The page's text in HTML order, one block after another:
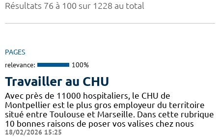
Résultats 76 à 100 sur 1228 au total
PAGES
relevance: 100%
Travailler au CHU
Avec près de 11000 hospitaliers, le CHU de
Montpellier est le plus gros employeur du territoire
situé entre Toulouse et Marseille. Dans cette rubrique
10 bonnes raisons de poser vos valises chez nous
18/02/2026 15:25